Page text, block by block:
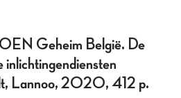
Geheim België. De
inlichtingendiensten
Lannoo, 2020, 412 p.